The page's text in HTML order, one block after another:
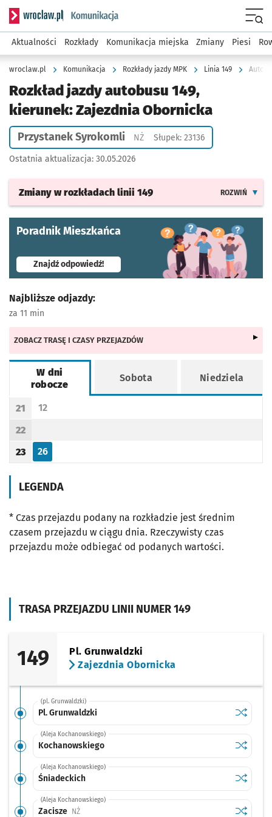
Serwis informacyjny wroclaw.pl podserwis: Komunikacja
Aktualności Rozkłady Komunikacja miejska Zmiany Piesi
wroclaw.pl Komunikacja Rozkłady jazdy MPK Linia 149
Rozkład jazdy autobusu 149,
kierunek: Zajezdnia Obornicka
Przystanek Syrokomli NŻPrzystanek na życzenie
Słupek: 23136
Ostatnia aktualizacja: 30.05.2026
Zmiany w rozkładach linii 149 ROZWIŃ
Poradnik Mieszkańca
Znajdź odpowiedź!- otworzy się w nowej karcie
TRASA PRZEJAZDU LINII NUMER 149
149
Pl. Grunwaldzki
Zajezdnia Obornicka
(pl. Grunwaldzki)
Pl. Grunwaldzki Sprawdź
Pl.
(Aleja Kochanowskiego)
Kochanowskiego Sprawdź
(Aleja Kochanowskiego)
Śniadeckich Sprawdź
(Aleja Kochanowskiego)
Zacisze NŻPrzystanek na życzenie Sprawdź
Zacisze
Najbliższe odjazdy:
za 11 min
ZOBACZ TRASĘ I CZASY PRZEJAZDÓW
W dni
robocze
Sobota Niedziela
Rozkład jazdy -
Godzina odjazdu
21
Odjazd
12
minut po godzinie 21
Godzina odjazdu
22
Godzina odjazdu
23
Odjazd
26
minut po godzinie 23
LEGENDA
* Czas przejazdu podany na rozkładzie jest średnim
czasem przejazdu w ciągu dnia. Rzeczywisty czas
przejazdu może odbiegać od podanych wartości.